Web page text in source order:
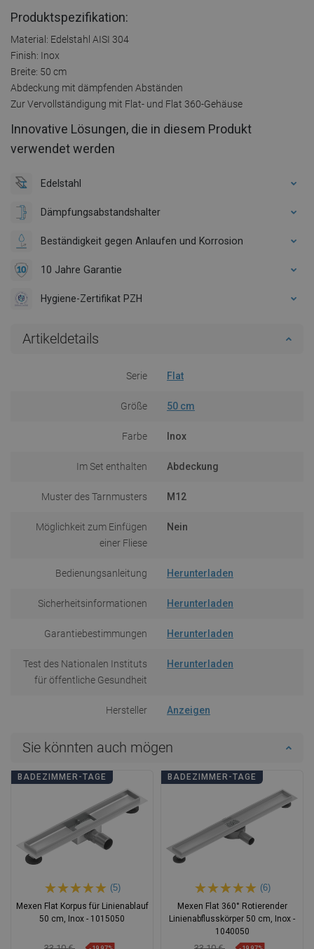
Produktspezifikation:
Material: Edelstahl AISI 304
Finish: Inox
Breite: 50 cm
Abdeckung mit dämpfenden Abständen
Zur Vervollständigung mit Flat- und Flat 360-Gehäuse
Innovative Lösungen, die in diesem Produkt
verwendet werden
Edelstahl
Dämpfungsabstandshalter
Beständigkeit gegen Anlaufen und Korrosion
10 Jahre Garantie
Hygiene-Zertifikat PZH
Artikeldetails
Serie Flat
Größe 50 cm
Farbe Inox
Im Set enthalten Abdeckung
Muster des Tarnmusters M12
Möglichkeit zum Einfügen
einer Fliese
Nein
Bedienungsanleitung Herunterladen
Sicherheitsinformationen Herunterladen
Garantiebestimmungen Herunterladen
Test des Nationalen Instituts
für öffentliche Gesundheit
Herunterladen
Hersteller Anzeigen
Sie könnten auch mögen
BADEZIMMER-TAGE
(5)
Mexen Flat Korpus für Linienablauf
50 cm, Inox - 1015050
BADEZIMMER-TAGE
(6)
Mexen Flat 360° Rotierender
Linienabflusskörper 50 cm, Inox -
1040050